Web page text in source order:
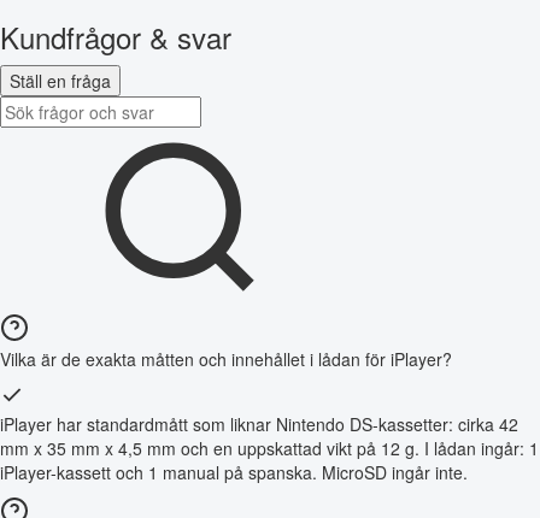
Kundfrågor & svar
Ställ en fråga
Vilka är de exakta måtten och innehållet i lådan för iPlayer?
iPlayer har standardmått som liknar Nintendo DS-kassetter: cirka 42
mm x 35 mm x 4,5 mm och en uppskattad vikt på 12 g. I lådan ingår: 1
iPlayer-kassett och 1 manual på spanska. MicroSD ingår inte.